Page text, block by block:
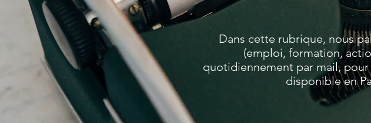
Dans cette rubrique, nous
(emploi, formation,
quotidiennement par mail,
disponible en